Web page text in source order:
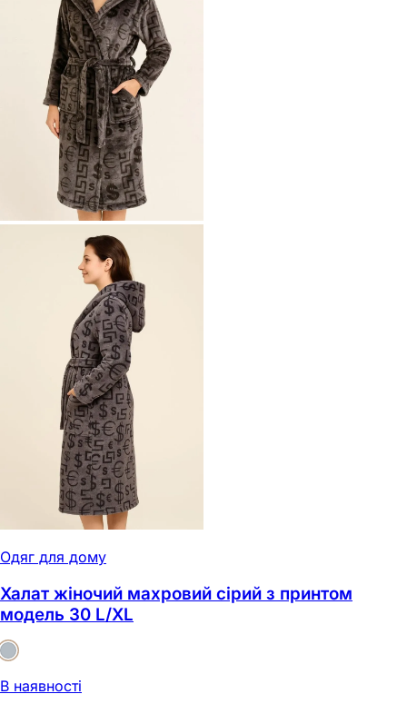
Одяг для дому
Халат жіночий махровий сірий з принтом
модель 30 L/XL
В наявності